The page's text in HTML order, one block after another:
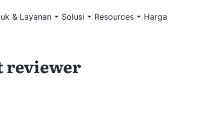
& Layanan Solusi Resources Harga
reviewer